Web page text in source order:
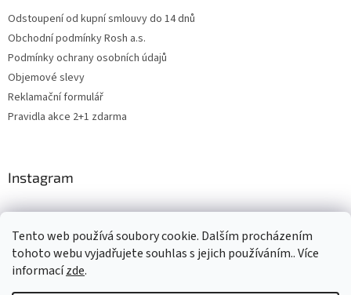
Tento web používá soubory cookie. Dalším procházením
tohoto webu vyjadřujete souhlas s jejich používáním.. Více
informacízde.
Odstoupení od kupní smlouvy do 14 dnů
Obchodní podmínky Rosh a.s.
Podmínky ochrany osobních údajů
Objemové slevy
Reklamační formulář
Pravidla akce 2+1 zdarma
Instagram
Levne4you.cz CARDAMON Online Magazín